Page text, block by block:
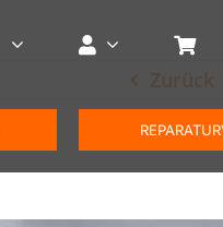
Zurück